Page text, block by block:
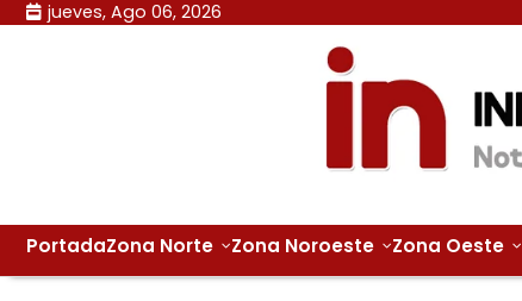
Skip jueves, Ago 06, 2026
PortadaZona Norte Zona Noroeste Zona Oeste